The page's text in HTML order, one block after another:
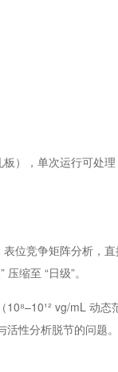
），单次运行可处
位竞争矩阵分析，
缩至 “日级”。
vg/mL 动
性分析脱节的问题。